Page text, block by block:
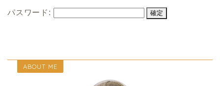
パスワード:
ABOUT ME